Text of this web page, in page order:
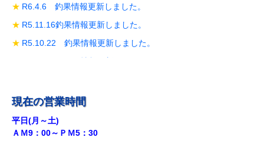
R6.4.6 釣果情報更新しました。
R5.11.16釣果情報更新しました。
R5.10.22 釣果情報更新しました。
R5.9.28 釣果情報更新しました。
R5.9.18釣果情報更新しました。
R5.8.12 釣果情報更新しました。
現在の営業時間
平日(月～土)
ＡＭ9：00～ＰＭ5：30